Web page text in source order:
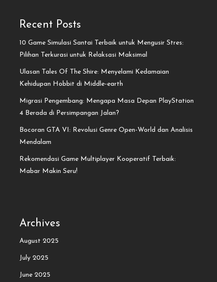
Recent Posts
10 Game Simulasi Santai Terbaik untuk Mengusir Stres:
Pilihan Terkurasi untuk Relaksasi Maksimal
Ulasan Tales Of The Shire: Menyelami Kedamaian
Kehidupan Hobbit di Middle-earth
Migrasi Pengembang: Mengapa Masa Depan PlayStation
4 Berada di Persimpangan Jalan?
Bocoran GTA VI: Revolusi Genre Open-World dan Analisis
Mendalam
Rekomendasi Game Multiplayer Kooperatif Terbaik:
Mabar Makin Seru!
Archives
August 2025
July 2025
June 2025